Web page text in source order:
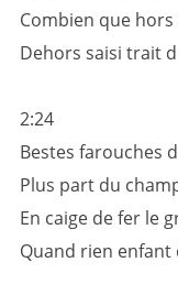
Combien que
Dehors saisi trait
2:24
Bestes farouches
Plus part du
En caige de fer le
Quand rien enfant